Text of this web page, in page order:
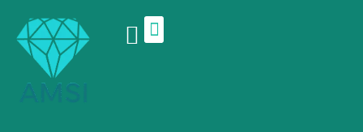
contenido